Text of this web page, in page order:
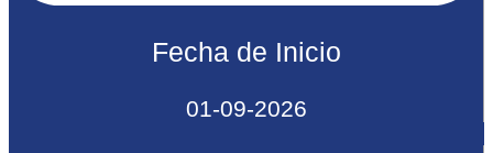
Fecha de Inicio
01-09-2026